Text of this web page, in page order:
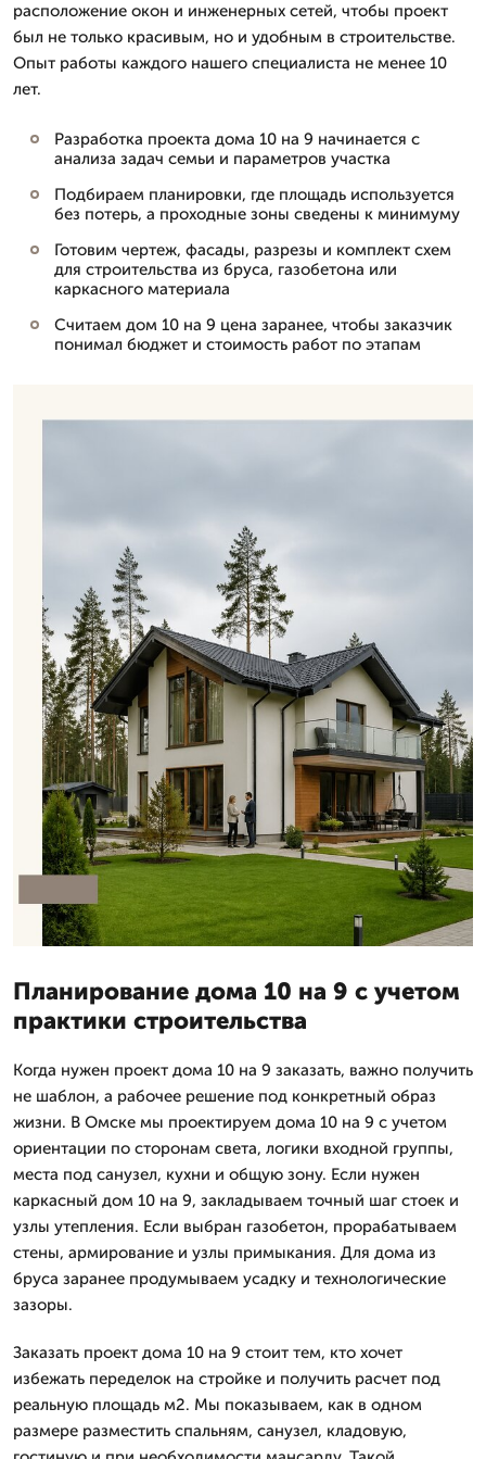
расположение окон и инженерных сетей, чтобы проект
был не только красивым, но и удобным в строительстве.
Опыт работы каждого нашего специалиста не менее 10
лет.
Разработка проекта дома 10 на 9 начинается с
анализа задач семьи и параметров участка
Подбираем планировки, где площадь используется
без потерь, а проходные зоны сведены к минимуму
Готовим чертеж, фасады, разрезы и комплект схем
для строительства из бруса, газобетона или
каркасного материала
Считаем дом 10 на 9 цена заранее, чтобы заказчик
понимал бюджет и стоимость работ по этапам
Планирование дома 10 на 9 с учетом
практики строительства
Когда нужен проект дома 10 на 9 заказать, важно получить
не шаблон, а рабочее решение под конкретный образ
жизни. В Омске мы проектируем дома 10 на 9 с учетом
ориентации по сторонам света, логики входной группы,
места под санузел, кухни и общую зону. Если нужен
каркасный дом 10 на 9, закладываем точный шаг стоек и
узлы утепления. Если выбран газобетон, прорабатываем
стены, армирование и узлы примыкания. Для дома из
бруса заранее продумываем усадку и технологические
зазоры.
Заказать проект дома 10 на 9 стоит тем, кто хочет
избежать переделок на стройке и получить расчет под
реальную площадь м2. Мы показываем, как в одном
размере разместить спальням, санузел, кладовую,